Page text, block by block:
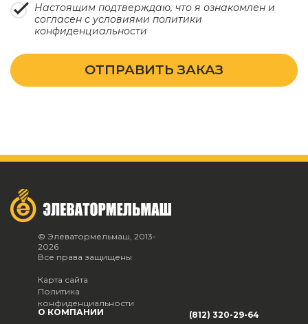
Настоящим подтверждаю, что я ознакомлен и
согласен с условиями политики
конфиденциальности
ОТПРАВИТЬ ЗАКАЗ
© Элеватормельмаш, 2013-
2026
Все права защищены
Карта сайта
Политика
конфиденциальности
О КОМПАНИИ
(812) 320-29-64